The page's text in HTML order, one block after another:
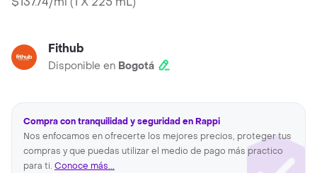
Fithub
Disponible en Bogotá
Compra con tranquilidad y seguridad en Rappi
Nos enfocamos en ofrecerte los mejores precios, proteger tus
compras y que puedas utilizar el medio de pago más practico
para ti. Conoce más...